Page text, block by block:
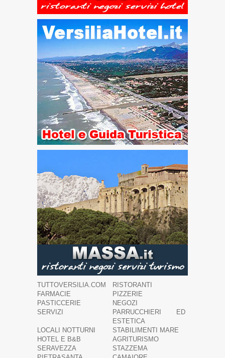
TUTTOVERSILIA.COM
RISTORANTI
FARMACIE
PIZZERIE
PASTICCERIE
NEGOZI
SERVIZI
PARRUCCHIERI ED
ESTETICA
LOCALI NOTTURNI
STABILIMENTI MARE
HOTEL E B&B
AGRITURISMO
SERAVEZZA
STAZZEMA